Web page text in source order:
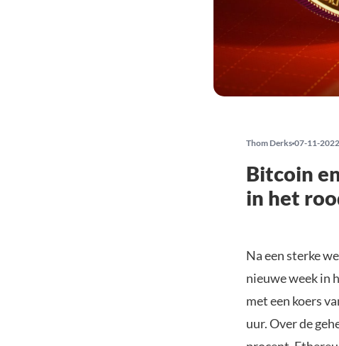
Thom Derks 07-11-2022
Bitcoin
in het
Na een sterke
nieuwe week in
met een koers
uur. Over de